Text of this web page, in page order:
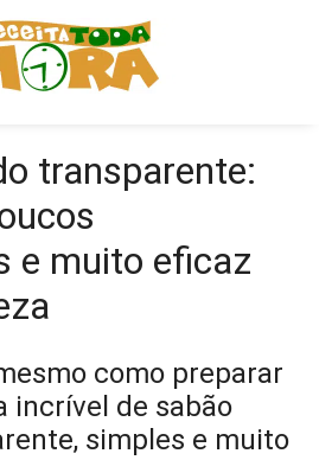
transparente:
e muito eficaz
como preparar
incrível de sabão
simples e muito